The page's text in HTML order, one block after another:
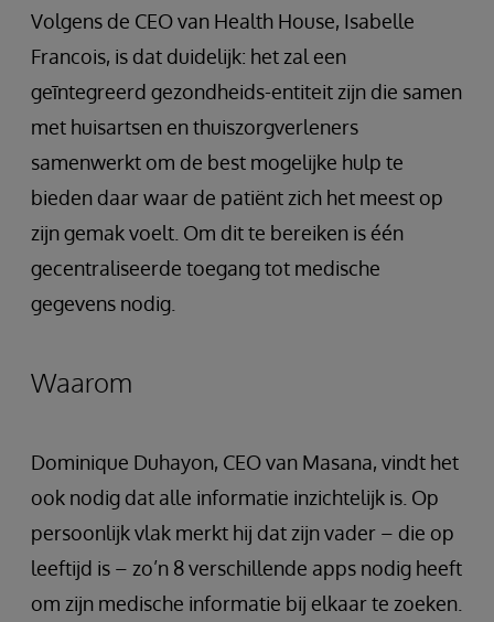
Volgens de CEO van Health House, Isabelle
Francois, is dat duidelijk: het zal een
geīntegreerd gezondheids-entiteit zijn die samen
met huisartsen en thuiszorgverleners
samenwerkt om de best mogelijke hulp te
bieden daar waar de patiënt zich het meest op
zijn gemak voelt. Om dit te bereiken is één
gecentraliseerde toegang tot medische
gegevens nodig.
Waarom
Dominique Duhayon, CEO van Masana, vindt het
ook nodig dat alle informatie inzichtelijk is. Op
persoonlijk vlak merkt hij dat zijn vader – die op
leeftijd is – zo’n 8 verschillende apps nodig heeft
om zijn medische informatie bij elkaar te zoeken.